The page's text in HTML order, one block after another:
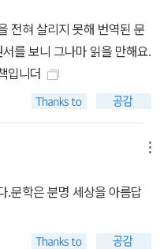
전혀 살리지 못해 번역된 문
를 보니 그나마 읽을 만해요.
입니더
.문학은 분명 세상을 아름답